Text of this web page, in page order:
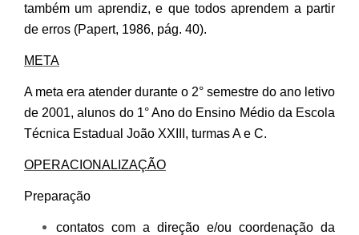
também um aprendiz, e que todos aprendem a partir
de erros (Papert, 1986, pág. 40).
META
A meta era atender durante o 2° semestre do ano letivo
de 2001, alunos do 1° Ano do Ensino Médio da Escola
Técnica Estadual João XXIII, turmas A e C.
OPERACIONALIZAÇÃO
Preparação
contatos com a direção e/ou coordenação da